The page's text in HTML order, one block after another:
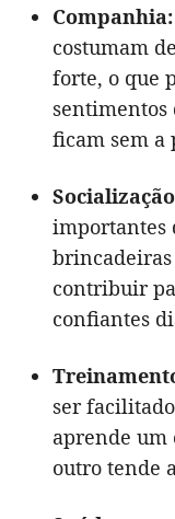
Companhia:
costumam
forte, o que
sentimentos
ficam sem a
importantes
brincadeiras
contribuir
confiantes
ser
aprende um
outro tende